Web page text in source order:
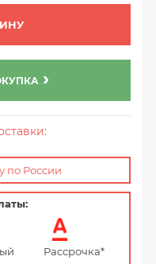
по России
Рассрочка*